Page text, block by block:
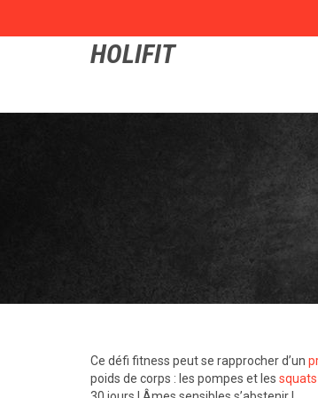
HOLIFIT
Ce défi fitness peut se rapprocher d’un
poids de corps : les pompes et les squats